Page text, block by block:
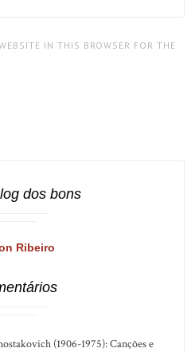
IN THIS BROWSER FOR THE
dos bons
Ribeiro
(1906-1975): Canções e